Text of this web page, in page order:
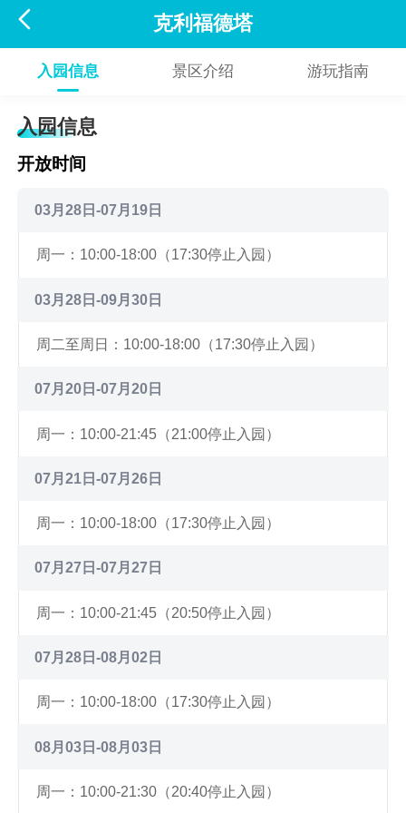
 克利福德塔
入园信息 景区介绍 游玩指南
入园信息
开放时间
03月28日-07月19日
周一：10:00-18:00（17:30停止入园）
03月28日-09月30日
周二至周日：10:00-18:00（17:30停止入园）
07月20日-07月20日
周一：10:00-21:45（21:00停止入园）
07月21日-07月26日
周一：10:00-18:00（17:30停止入园）
07月27日-07月27日
周一：10:00-21:45（20:50停止入园）
07月28日-08月02日
周一：10:00-18:00（17:30停止入园）
08月03日-08月03日
周一：10:00-21:30（20:40停止入园）